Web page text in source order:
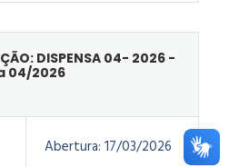
DISPENSA 04- 2026 -
04/2026
Abertura: 17/03/2026